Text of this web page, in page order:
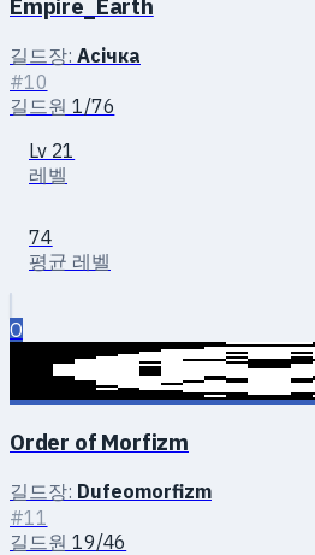
Empire_Earth
길드장: Асічка
#10
길드원 1/76
Lv 21
레벨
74
평균 레벨
O
Order of Morfizm
길드장: Dufeomorfizm
#11
길드원 19/46